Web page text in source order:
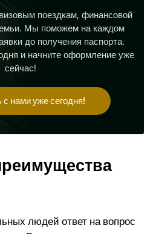
поездкам, финансовой
Мы поможем на каждом
до получения паспорта.
и начните оформление уже
сейчас!
нами уже сегодня!
людей ответ на вопрос